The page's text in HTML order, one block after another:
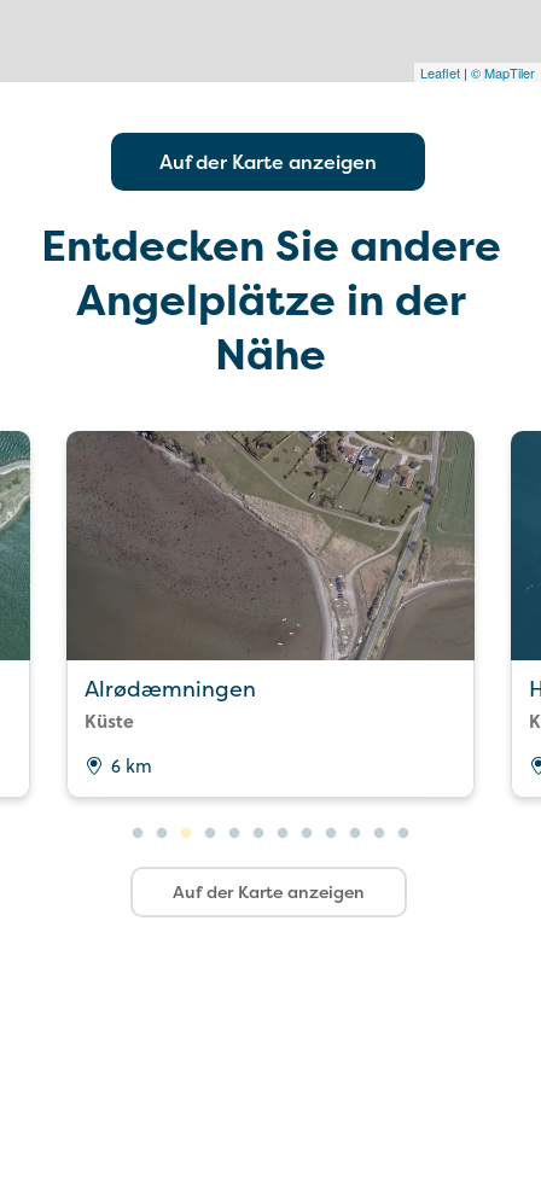
Leaflet | © MapTiler
Auf der Karte anzeigen
Entdecken Sie andere
Angelplätze in der
Nähe
Alrødæmningen
Küste
6 km
Auf der Karte anzeigen